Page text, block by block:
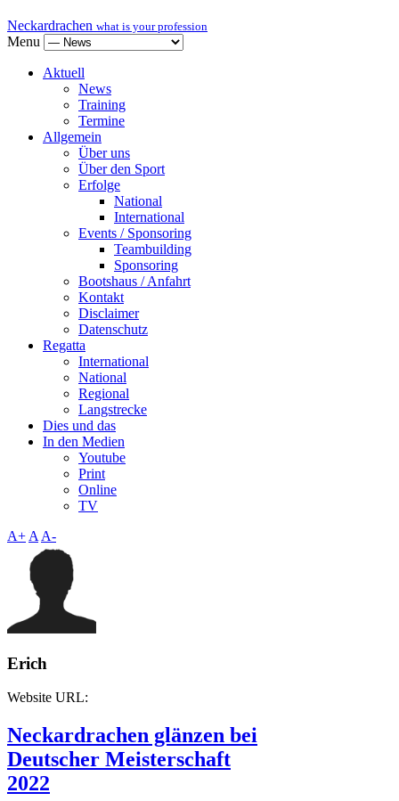
Neckardrachen what is your profession
Menu
Aktuell
News
Training
Termine
Allgemein
Über uns
Über den Sport
Erfolge
National
International
Events / Sponsoring
Teambuilding
Sponsoring
Bootshaus / Anfahrt
Kontakt
Disclaimer
Datenschutz
Regatta
International
National
Regional
Langstrecke
Dies und das
In den Medien
Youtube
Print
Online
TV
A+ A A-
Erich
Website URL:
Neckardrachen glänzen bei
Deutscher Meisterschaft
2022